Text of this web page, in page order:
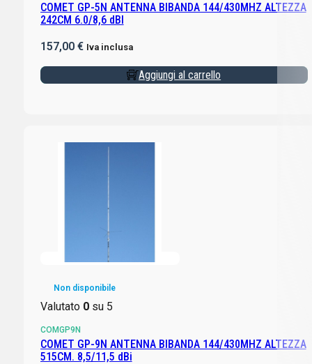
COMET GP-5N ANTENNA BIBANDA 144/430MHZ ALTEZZA
242CM 6.0/8,6 dBI
157,00 € Iva inclusa
Aggiungi al carrello
Non disponibile
Valutato 0su 5
COMGP9N
COMET GP-9N ANTENNA BIBANDA 144/430MHZ ALTEZZA
515CM. 8,5/11,5 dBi